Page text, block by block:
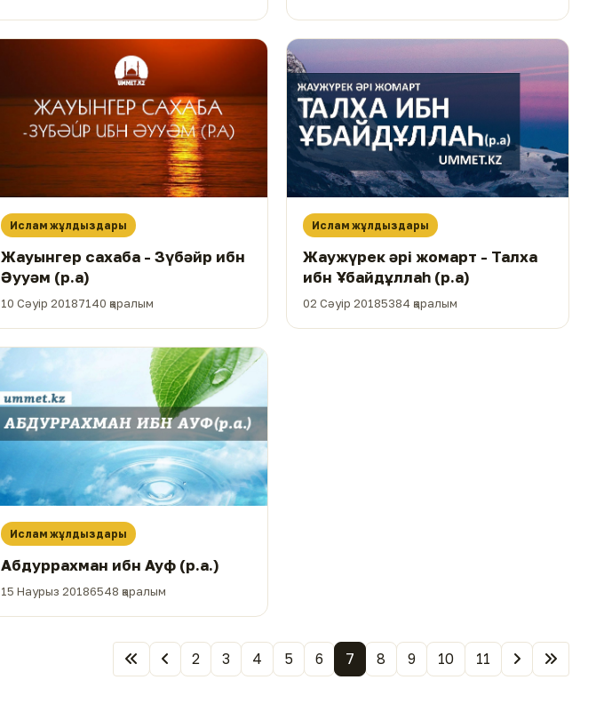
Ислам жұлдыздары
Жауынгер сахаба - Зүбәйр ибн
Әууәм (р.а)
10 Сәуір 20187140 қаралым
Ислам жұлдыздары
Жаужүрек әрі жомарт - Талха
ибн Ұбайдұллаһ (р.а)
02 Сәуір 20185384 қаралым
Ислам жұлдыздары
Абдуррахман ибн Ауф (р.а.)
15 Наурыз 20186548 қаралым
2 3 4 5 6 7 8 9 10 11